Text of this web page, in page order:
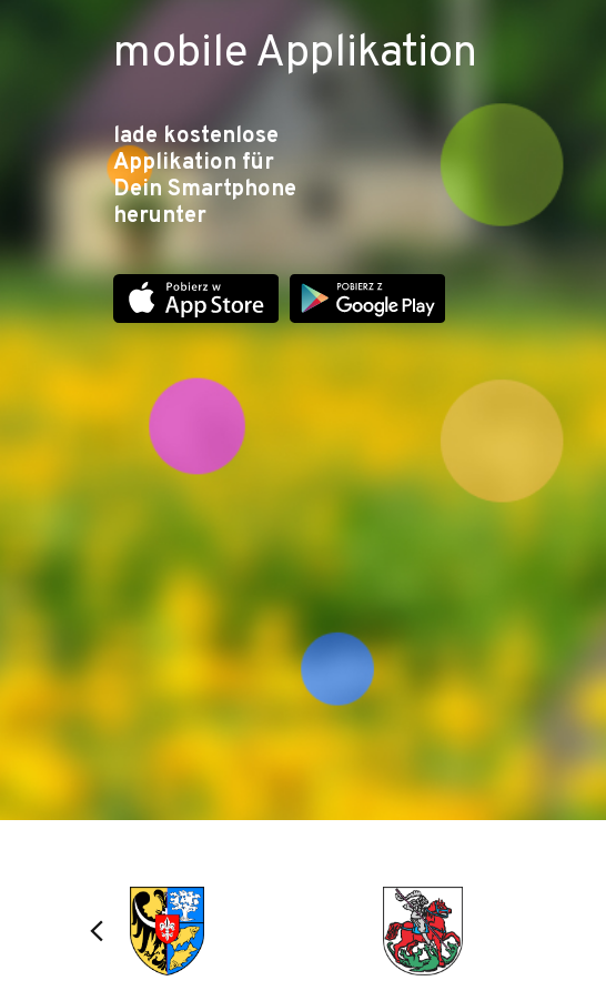
mobile Applikation
lade kostenlose
Applikation für
Dein Smartphone
herunter